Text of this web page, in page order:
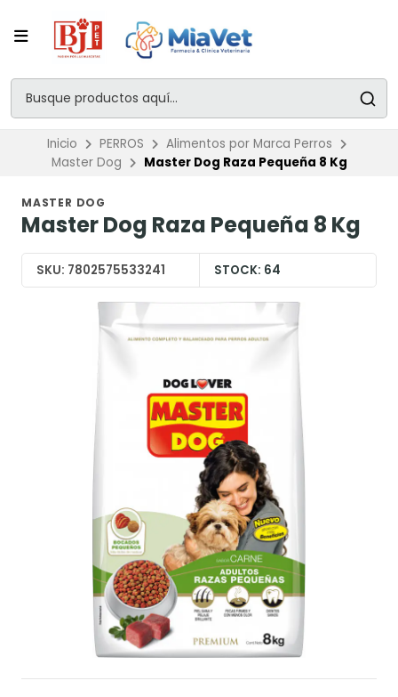
Inicio PERROS
Alimentos por Marca Perros
Master Dog
Master Dog Raza Pequeña 8 Kg
MASTER DOG
Master Dog Raza Pequeña 8 Kg
SKU: 7802575533241 STOCK: 64